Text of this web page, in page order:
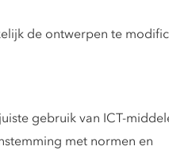
de ontwerpen te
gebruik van ICT-
met normen en